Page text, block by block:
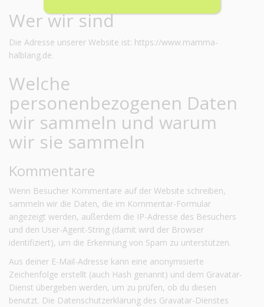
Wer wir sind
Die Adresse unserer Website ist: https://www.mamma-
halblang.de.
Welche
personenbezogenen Daten
wir sammeln und warum
wir sie sammeln
Kommentare
Wenn Besucher Kommentare auf der Website schreiben,
sammeln wir die Daten, die im Kommentar-Formular
angezeigt werden, außerdem die IP-Adresse des Besuchers
und den User-Agent-String (damit wird der Browser
identifiziert), um die Erkennung von Spam zu unterstützen.
Aus deiner E-Mail-Adresse kann eine anonymisierte
Zeichenfolge erstellt (auch Hash genannt) und dem Gravatar-
Dienst übergeben werden, um zu prüfen, ob du diesen
benutzt. Die Datenschutzerklärung des Gravatar-Dienstes